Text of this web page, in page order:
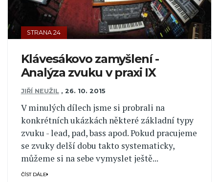
STRANA 24
Klávesákovo zamyšlení -
Analýza zvuku v praxi IX
JIŘÍ NEUŽIL , 26. 10. 2015
V minulých dílech jsme si probrali na
konkrétních ukázkách některé základní typy
zvuku - lead, pad, bass apod. Pokud pracujeme
se zvuky delší dobu takto systematicky,
můžeme si na sebe vymyslet ještě...
ČÍST DÁLE